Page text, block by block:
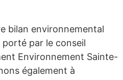
bilan environnemental
par le conseil
Environnement Sainte-
également à